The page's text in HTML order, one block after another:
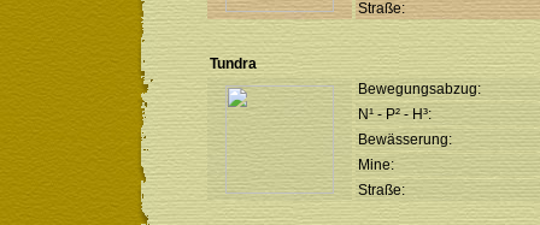
Straße:
Tundra
Bewegungsabzug:
N¹ - P² - H³:
Bewässerung:
Mine:
Straße: